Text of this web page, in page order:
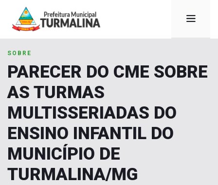
SOBRE
PARECER DO CME SOBRE
AS TURMAS
MULTISSERIADAS DO
ENSINO INFANTIL DO
MUNICÍPIO DE
TURMALINA/MG